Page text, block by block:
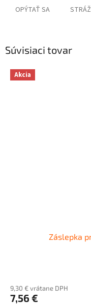
OPÝTAŤ SA
Súvisiaci tovar
Akcia
Záslepka
9,30 € vrátane DPH
7,56 €